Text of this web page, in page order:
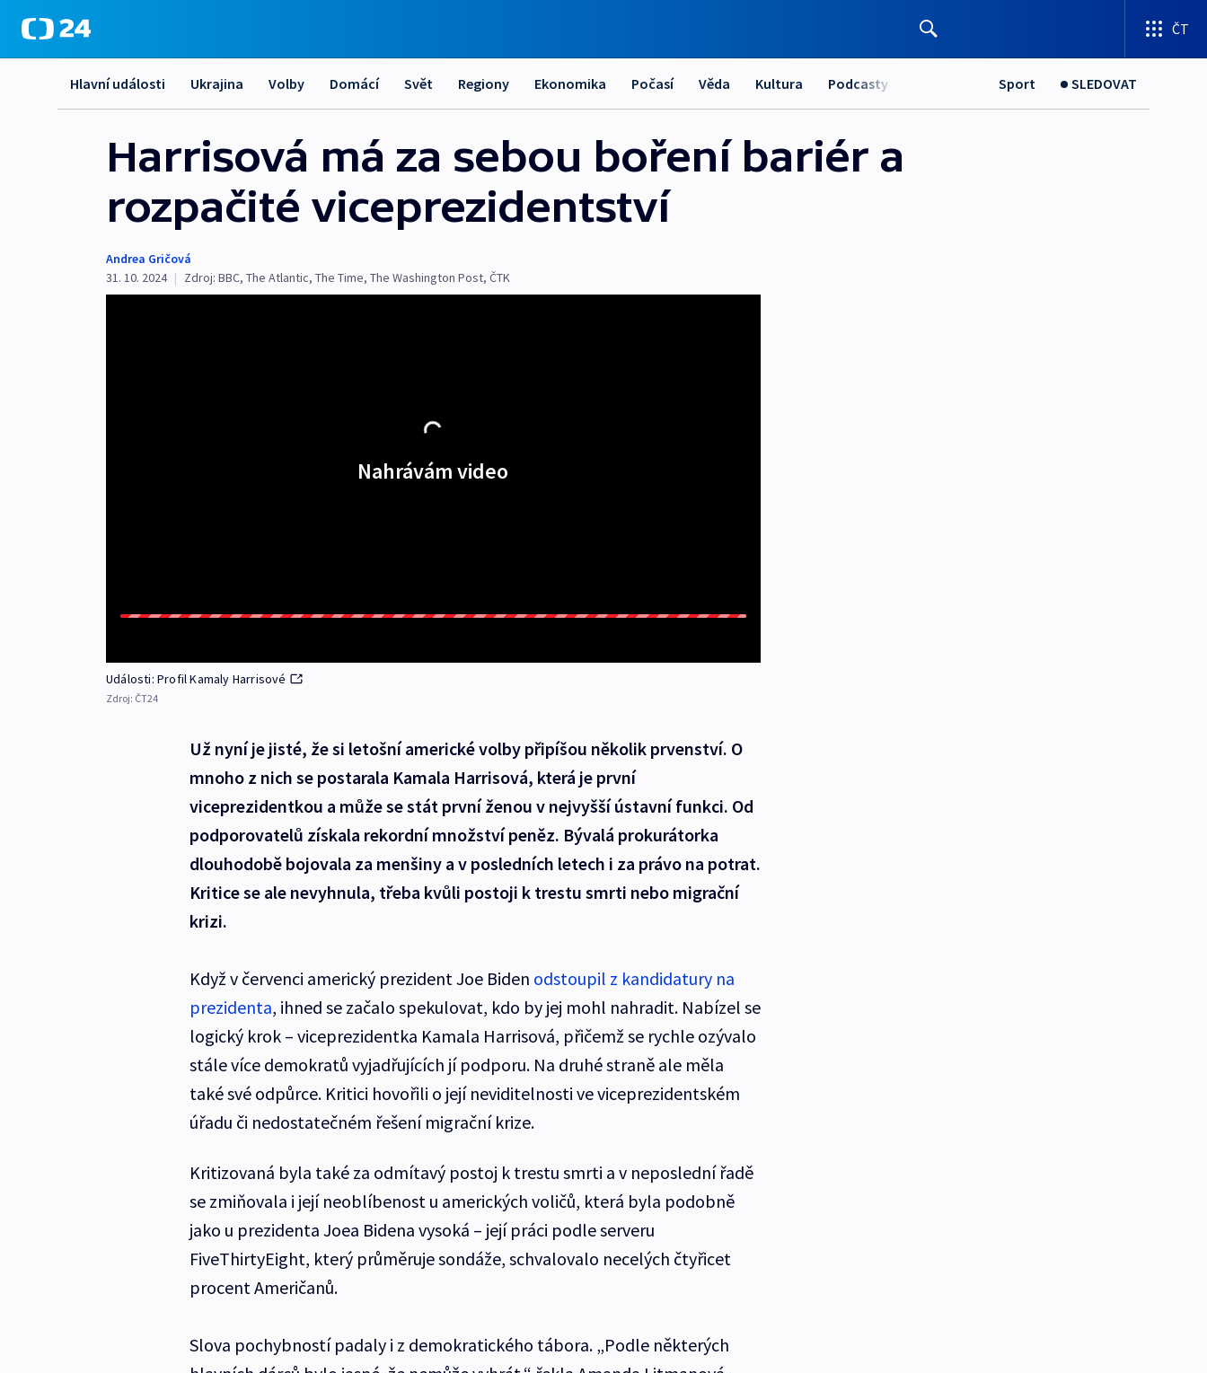
ČT
Hlavní události Ukrajina Volby Domácí Svět Regiony Ekonomika Počasí Věda Kultura Podcasty Sport SLEDOVAT
Harrisová má za sebou boření bariér a
rozpačité viceprezidentství
Andrea Gričová
31. 10. 2024 | Zdroj: BBC, The Atlantic, The Time, The Washington Post, ČTK
Nahrávám video
Události: Profil Kamaly Harrisové
Zdroj: ČT24
Už nyní je jisté, že si letošní americké volby připíšou několik prvenství. O
mnoho z nich se postarala Kamala Harrisová, která je první
viceprezidentkou a může se stát první ženou v nejvyšší ústavní funkci. Od
podporovatelů získala rekordní množství peněz. Bývalá prokurátorka
dlouhodobě bojovala za menšiny a v posledních letech i za právo na potrat.
Kritice se ale nevyhnula, třeba kvůli postoji k trestu smrti nebo migrační
krizi.
Když v červenci americký prezident Joe Biden odstoupil z kandidatury na
prezidenta, ihned se začalo spekulovat, kdo by jej mohl nahradit. Nabízel se
logický krok – viceprezidentka Kamala Harrisová, přičemž se rychle ozývalo
stále více demokratů vyjadřujících jí podporu. Na druhé straně ale měla
také své odpůrce. Kritici hovořili o její neviditelnosti ve viceprezidentském
úřadu či nedostatečném řešení migrační krize.
Kritizovaná byla také za odmítavý postoj k trestu smrti a v neposlední řadě
se zmiňovala i její neoblíbenost u amerických voličů, která byla podobně
jako u prezidenta Joea Bidena vysoká – její práci podle serveru
FiveThirtyEight, který průměruje sondáže, schvalovalo necelých čtyřicet
procent Američanů.
Slova pochybností padaly i z demokratického tábora. „Podle některých